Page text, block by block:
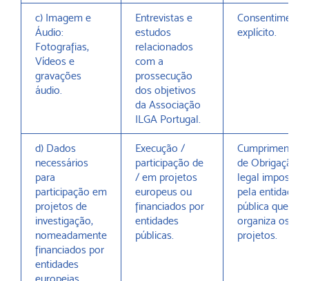
c) Imagem e
Áudio:
Fotografias,
Vídeos e
gravações
áudio.
Entrevistas e
estudos
relacionados
com a
prossecução
dos objetivos
da Associação
ILGA Portugal.
Consentimento
explícito.
d) Dados
necessários
para
participação em
projetos de
investigação,
nomeadamente
financiados por
entidades
Execução /
participação de
/ em projetos
europeus ou
financiados por
entidades
públicas.
Cumprimento
de Obrigação
legal imposta
pela entidade
pública que
organiza os
projetos.